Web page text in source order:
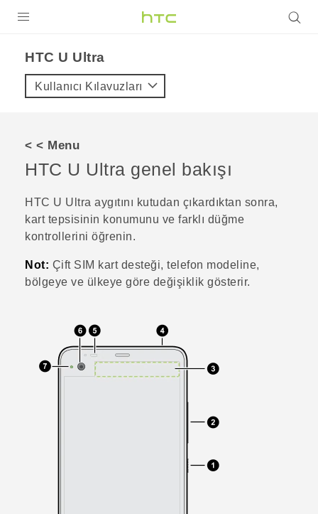
VIVE
VIVERSE
DESTEK
HTC U Ultra‎
Kullanıcı Kılavuzları
< < Menu
HTC U Ultra genel bakışı
HTC U Ultra aygıtını kutudan çıkardıktan sonra,
kart tepsisinin konumunu ve farklı düğme
kontrollerini öğrenin.
Not: Çift SIM kart desteği, telefon modeline,
bölgeye ve ülkeye göre değişiklik gösterir.